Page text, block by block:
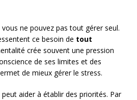
vous ne pouvez pas tout gérer seul.
ce besoin de tout
crée souvent une pression
de ses limites et des
de mieux gérer le stress.
aider à établir des priorités. Par